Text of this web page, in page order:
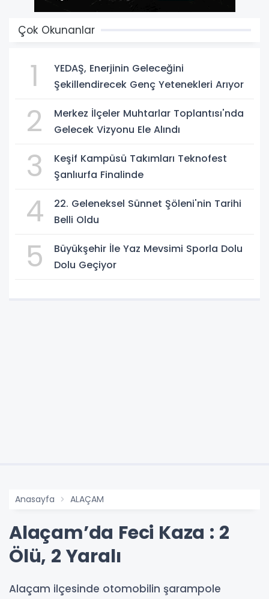
Çok Okunanlar
1
YEDAŞ, Enerjinin Geleceğini
Şekillendirecek Genç Yetenekleri Arıyor
2
Merkez İlçeler Muhtarlar Toplantısı'nda
Gelecek Vizyonu Ele Alındı
3
Keşif Kampüsü Takımları Teknofest
Şanlıurfa Finalinde
4
22. Geleneksel Sünnet Şöleni'nin Tarihi
Belli Oldu
5
Büyükşehir İle Yaz Mevsimi Sporla Dolu
Dolu Geçiyor
Anasayfa ALAÇAM
Alaçam’da Feci Kaza : 2
Ölü, 2 Yaralı
Alaçam ilçesinde otomobilin şarampole